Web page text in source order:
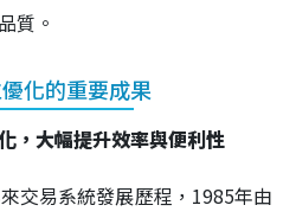
質。
化的重要成果
，大幅提升效率與便利性
交易系統發展歷程，1985年由